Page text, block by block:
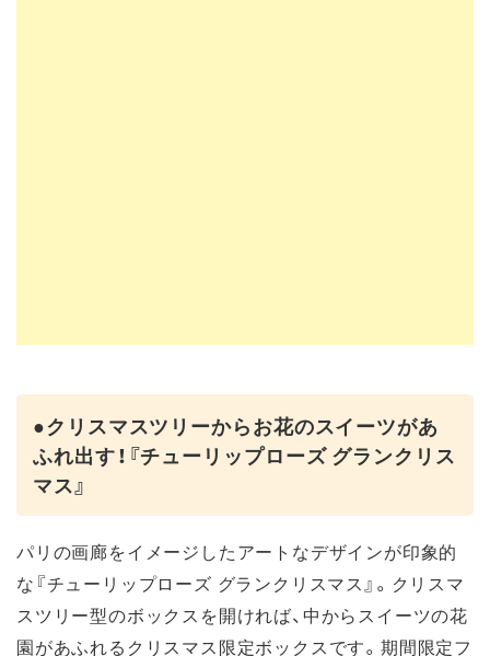
●クリスマスツリーからお花のスイーツがあ
ふれ出す！『チューリップローズ グランクリス
マス』
パリの画廊をイメージしたアートなデザインが印象的
な『チューリップローズ グランクリスマス』。クリスマ
スツリー型のボックスを開ければ、中からスイーツの花
園があふれるクリスマス限定ボックスです。期間限定フ